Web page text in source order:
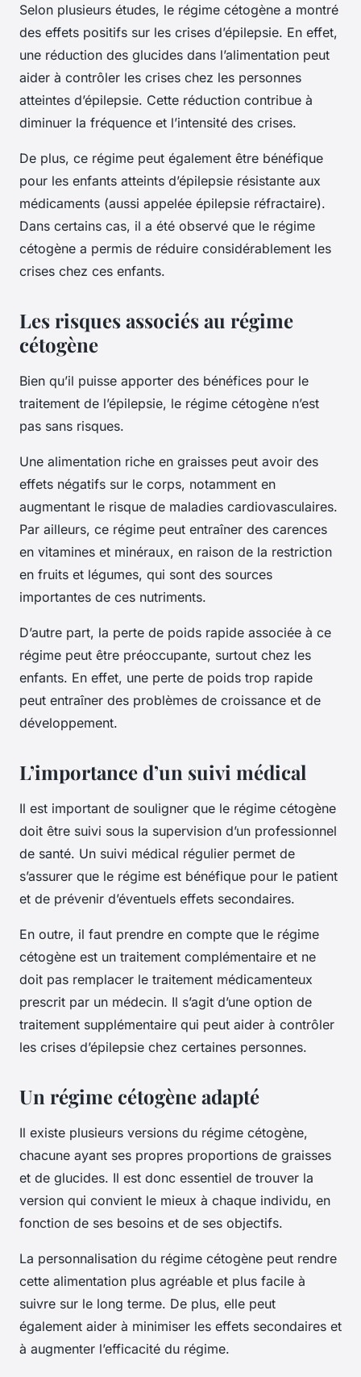
Selon plusieurs études, le régime cétogène a montré
des effets positifs sur les crises d’épilepsie. En effet,
une réduction des glucides dans l’alimentation peut
aider à contrôler les crises chez les personnes
atteintes d’épilepsie. Cette réduction contribue à
diminuer la fréquence et l’intensité des crises.
De plus, ce régime peut également être bénéfique
pour les enfants atteints d’épilepsie résistante aux
médicaments (aussi appelée épilepsie réfractaire).
Dans certains cas, il a été observé que le régime
cétogène a permis de réduire considérablement les
crises chez ces enfants.
Les risques associés au régime
cétogène
Bien qu’il puisse apporter des bénéfices pour le
traitement de l’épilepsie, le régime cétogène n’est
pas sans risques.
Une alimentation riche en graisses peut avoir des
effets négatifs sur le corps, notamment en
augmentant le risque de maladies cardiovasculaires.
Par ailleurs, ce régime peut entraîner des carences
en vitamines et minéraux, en raison de la restriction
en fruits et légumes, qui sont des sources
importantes de ces nutriments.
D’autre part, la perte de poids rapide associée à ce
régime peut être préoccupante, surtout chez les
enfants. En effet, une perte de poids trop rapide
peut entraîner des problèmes de croissance et de
développement.
L’importance d’un suivi médical
Il est important de souligner que le régime cétogène
doit être suivi sous la supervision d’un professionnel
de santé. Un suivi médical régulier permet de
s’assurer que le régime est bénéfique pour le patient
et de prévenir d’éventuels effets secondaires.
En outre, il faut prendre en compte que le régime
cétogène est un traitement complémentaire et ne
doit pas remplacer le traitement médicamenteux
prescrit par un médecin. Il s’agit d’une option de
traitement supplémentaire qui peut aider à contrôler
les crises d’épilepsie chez certaines personnes.
Un régime cétogène adapté
Il existe plusieurs versions du régime cétogène,
chacune ayant ses propres proportions de graisses
et de glucides. Il est donc essentiel de trouver la
version qui convient le mieux à chaque individu, en
fonction de ses besoins et de ses objectifs.
La personnalisation du régime cétogène peut rendre
cette alimentation plus agréable et plus facile à
suivre sur le long terme. De plus, elle peut
également aider à minimiser les effets secondaires et
à augmenter l’efficacité du régime.